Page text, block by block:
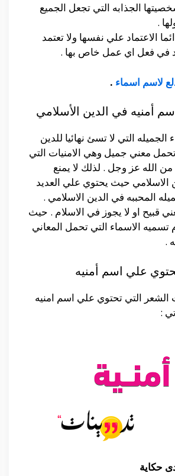
الجذابه التي تجعل الجميع
.
الاعتماد علي نفسها ولا تعتمد
في فعل اي عمل خاص بها .
لاسم اسماء .
أمنيه في الدين الأسلامي
الجميله التي لا تسئ نهائيا للدين
معني جميل وهي الامنيات التي
الله عز وجل . لذلك لا يمنع
الاسلامي حيث يحتوي علي العديد
المحببه في الدين الاسلامي .
قبيح او لا يجوز في الاسلام . حيث
الاسماء التي تحمل المعاني
.
علي اسم أمنيه
الشعر التي تحتوي علي اسم امنيه
:
حكاية